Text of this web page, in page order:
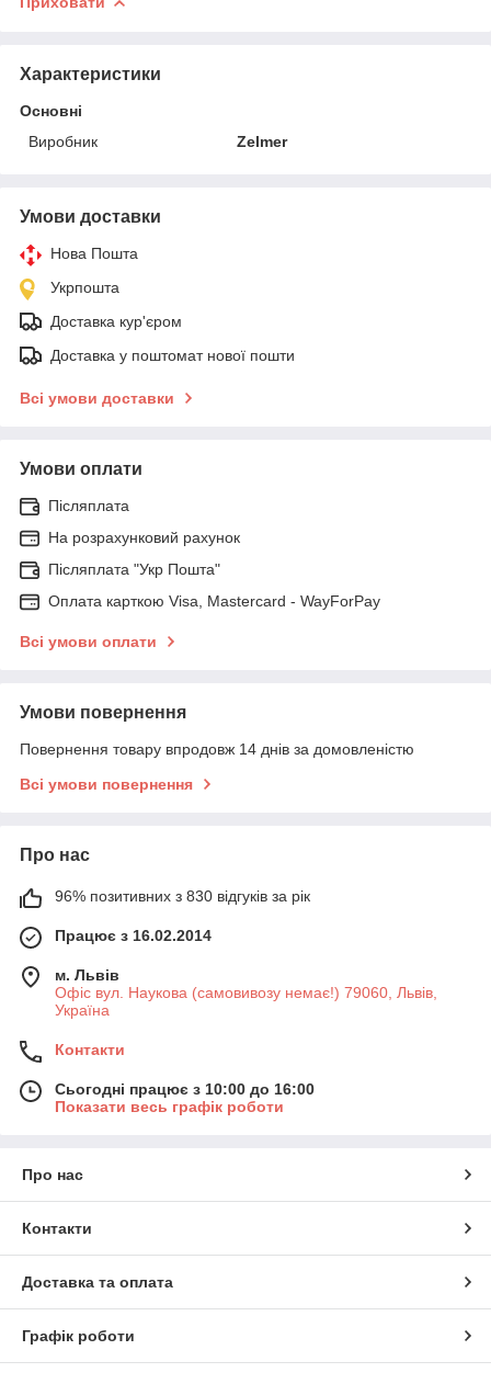
Характеристики
Основні
Виробник
Zelmer
Умови доставки
Нова Пошта
Укрпошта
Доставка кур'єром
Доставка у поштомат нової пошти
Всі умови доставки
Умови оплати
Післяплата
На розрахунковий рахунок
Післяплата "Укр Пошта"
Оплата карткою Visa, Mastercard - WayForPay
Всі умови оплати
Умови повернення
Повернення товару впродовж 14 днів за домовленістю
Всі умови повернення
Про нас
96% позитивних з 830 відгуків за рік
Працює з 16.02.2014
м. Львів
Офіс вул. Наукова (самовивозу немає!) 79060, Львів,
Україна
Контакти
Сьогодні працює з 10:00 до 16:00
Показати весь графік роботи
Про нас
Контакти
Доставка та оплата
Графік роботи